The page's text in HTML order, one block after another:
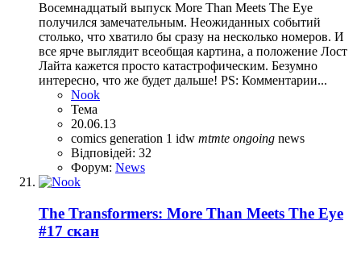
Восемнадцатый выпуск More Than Meets The Eye
получился замечательным. Неожиданных событий
столько, что хватило бы сразу на несколько номеров. И
все ярче выглядит всеобщая картина, а положение Лост
Лайта кажется просто катастрофическим. Безумно
интересно, что же будет дальше! PS: Комментарии...
Nook
Тема
20.06.13
comics generation 1 idw mtmte ongoing news
Відповідей: 32
Форум: News
The Transformers: More Than Meets The Eye
#17 скан